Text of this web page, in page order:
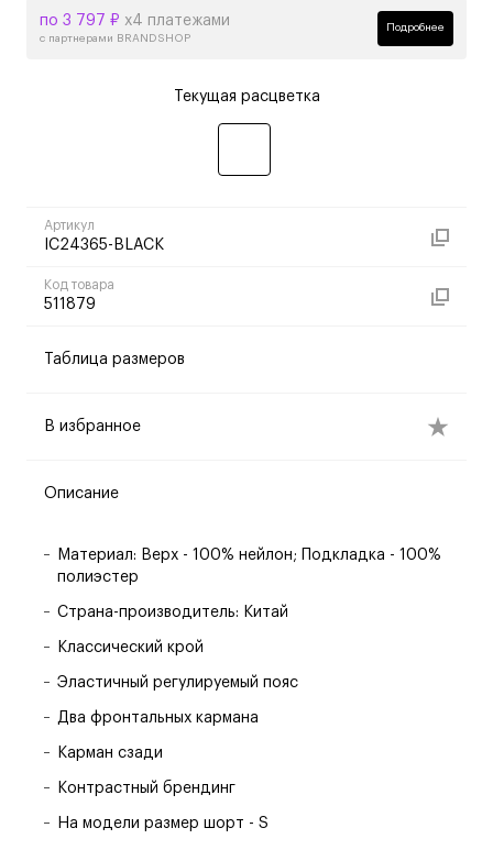
по 3 797 ₽ х4 платежами
с партнерами BRANDSHOP
Подробнее
Текущая расцветка
Артикул
IC24365-BLACK
Код товара
511879
Таблица размеров
В избранное
Описание
Материал: Верх - 100% нейлон; Подкладка - 100%
полиэстер
Страна-производитель: Китай
Классический крой
Эластичный регулируемый пояс
Два фронтальных кармана
Карман сзади
Контрастный брендинг
На модели размер шорт - S